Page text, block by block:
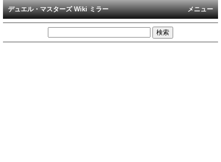
メニュー
デュエル・マスターズ Wiki ミラー